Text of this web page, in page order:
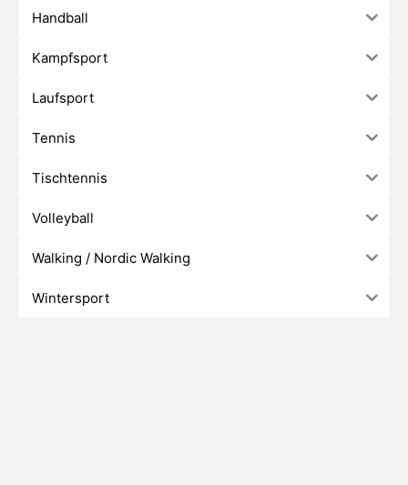
Handball
Kampfsport
Laufsport
Tennis
Tischtennis
Volleyball
Walking / Nordic Walking
Wintersport